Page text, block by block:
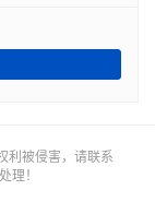
利被侵害，请联系
理！